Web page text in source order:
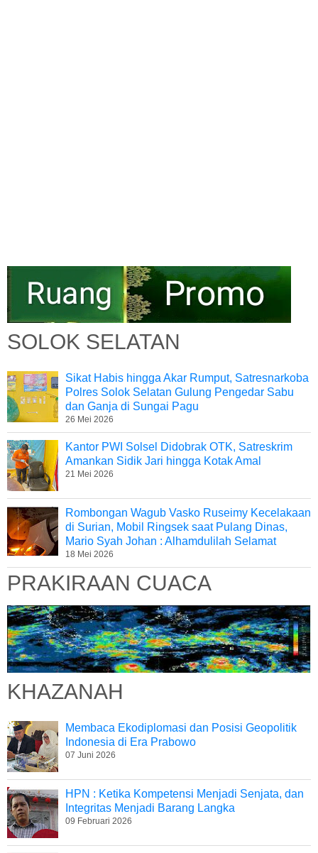
SOLOK SELATAN
Sikat Habis hingga Akar Rumput, Satresnarkoba
Polres Solok Selatan Gulung Pengedar Sabu
dan Ganja di Sungai Pagu
26 Mei 2026
Kantor PWI Solsel Didobrak OTK, Satreskrim
Amankan Sidik Jari hingga Kotak Amal
21 Mei 2026
Rombongan Wagub Vasko Ruseimy Kecelakaan
di Surian, Mobil Ringsek saat Pulang Dinas,
Mario Syah Johan : Alhamdulilah Selamat
18 Mei 2026
PRAKIRAAN CUACA
KHAZANAH
Membaca Ekodiplomasi dan Posisi Geopolitik
Indonesia di Era Prabowo
07 Juni 2026
HPN : Ketika Kompetensi Menjadi Senjata, dan
Integritas Menjadi Barang Langka
09 Februari 2026